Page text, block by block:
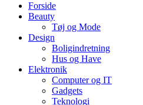
Forside
Beauty
Tøj og Mode
Design
Boligindretning
Hus og Have
Elektronik
Computer og IT
Gadgets
Teknologi